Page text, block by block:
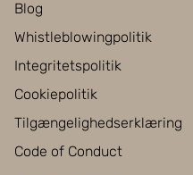
Blog
Whistleblowingpolitik
Integritetspolitik
Cookiepolitik
Tilgængelighedserklæring
Code of Conduct